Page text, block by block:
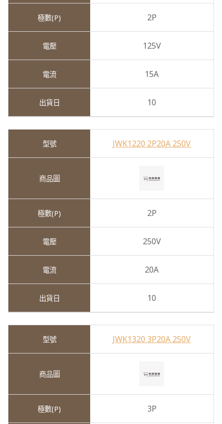
2P
125V
15A
10
JWK1220 2P20A 250V
2P
250V
20A
10
JWK1320 3P20A 250V
3P